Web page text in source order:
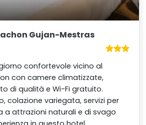
Gujan-Mestras
confortevole vicino al
con camere climatizzate,
di qualità e Wi-Fi gratuito.
colazione variegata, servizi per
a attrazioni naturali e di svago